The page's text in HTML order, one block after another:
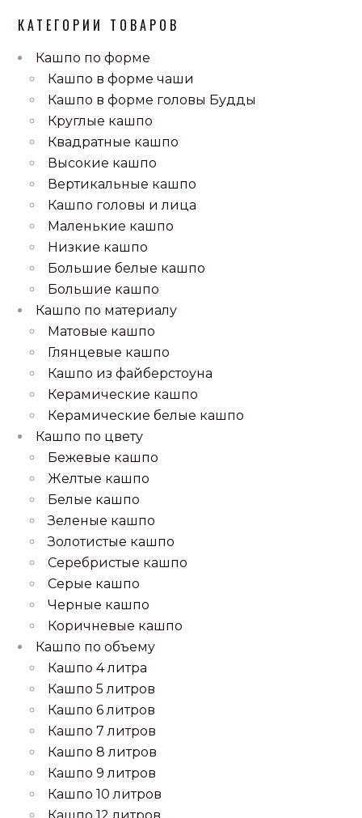
КАТЕГОРИИ ТОВАРОВ
Кашпо по форме
Кашпо в форме чаши
Кашпо в форме головы Будды
Круглые кашпо
Квадратные кашпо
Высокие кашпо
Вертикальные кашпо
Кашпо головы и лица
Маленькие кашпо
Низкие кашпо
Большие белые кашпо
Большие кашпо
Кашпо по материалу
Матовые кашпо
Глянцевые кашпо
Кашпо из файберстоуна
Керамические кашпо
Керамические белые кашпо
Кашпо по цвету
Бежевые кашпо
Желтые кашпо
Белые кашпо
Зеленые кашпо
Золотистые кашпо
Серебристые кашпо
Серые кашпо
Черные кашпо
Коричневые кашпо
Кашпо по объему
Кашпо 4 литра
Кашпо 5 литров
Кашпо 6 литров
Кашпо 7 литров
Кашпо 8 литров
Кашпо 9 литров
Кашпо 10 литров